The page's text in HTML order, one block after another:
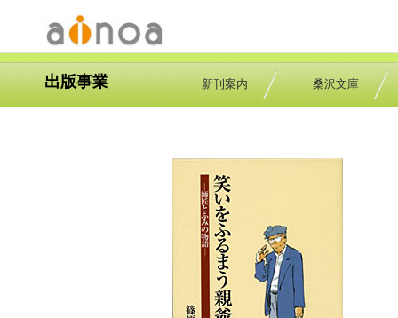
出版事業 桑沢文庫
新刊案内